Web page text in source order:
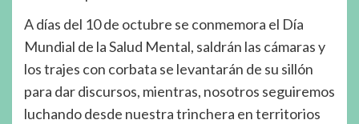
A días del 10 de octubre se conmemora el Día
Mundial de la Salud Mental, saldrán las cámaras y
los trajes con corbata se levantarán de su sillón
para dar discursos, mientras, nosotros seguiremos
luchando desde nuestra trinchera en territorios